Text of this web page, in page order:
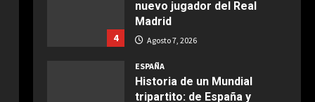
Madrid
Agosto 7, 2026
Historia de un Mundial
tripartito: de España y
Portugal hasta la suma de
COCINA
Ternera guisada con
senderuelas
Marzo 20, 2026